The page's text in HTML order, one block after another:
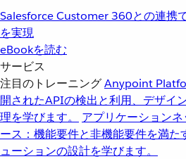
Salesforce Customer 360との連携
を実現
eBookを読む
サービス
注目のトレーニングAnypoint
開されたAPIの検出と利用、デザイ
理を学びます。
アプリケーション
ース：機能要件と非機能要件を満た
ューションの設計を学びます。